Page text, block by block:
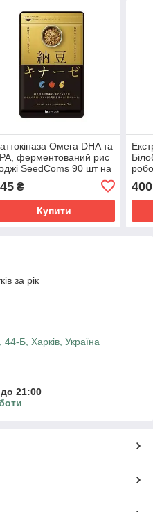
Омега DHA та
ферментований рис
SeedComs 90 шт на
₴
Купити
400
за рік
Б, Харків, Україна
21:00